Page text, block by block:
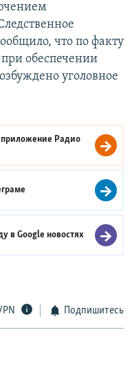
что по факту
обеспечении
уголовное
Радио
вGoogle новостях
Подпишитесь